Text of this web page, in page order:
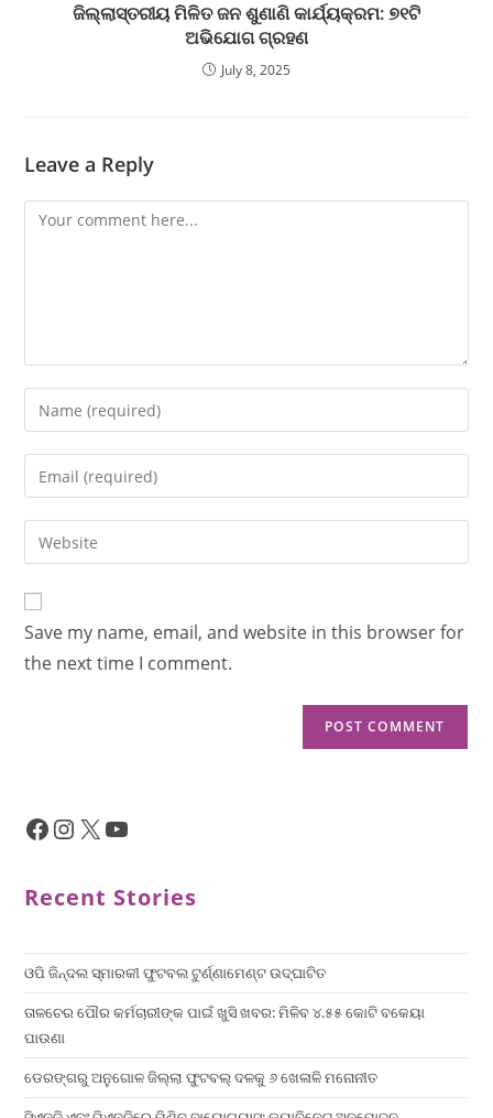
ଜିଲ୍ଲାସ୍ତରୀୟ ମିଳିତ ଜନ ଶୁଣାଣି କାର୍ଯ୍ୟକ୍ରମ: ୭୧ଟି
ଅଭିଯୋଗ ଗ୍ରହଣ
July 8, 2025
Leave a Reply
Save my name, email, and website in this browser for
the next time I comment.
Recent Stories
ଓପି ଜିନ୍ଦଲ ସ୍ମାରକୀ ଫୁଟବଲ ଟୁର୍ଣ୍ଣାମେଣ୍ଟ ଉଦ୍ଘାଟିତ
ତାଳଚେର ପୌର କର୍ମଚାରୀଙ୍କ ପାଇଁ ଖୁସି ଖବର: ମିଳିବ ୪.୫୫ କୋଟି ବକେୟା
ପାଉଣା
ଡେରଙ୍ଗରୁ ଅନୁଗୋଳ ଜିଲ୍ଲା ଫୁଟବଲ୍ ଦଳକୁ ୬ ଖେଳାଳି ମନୋନୀତ